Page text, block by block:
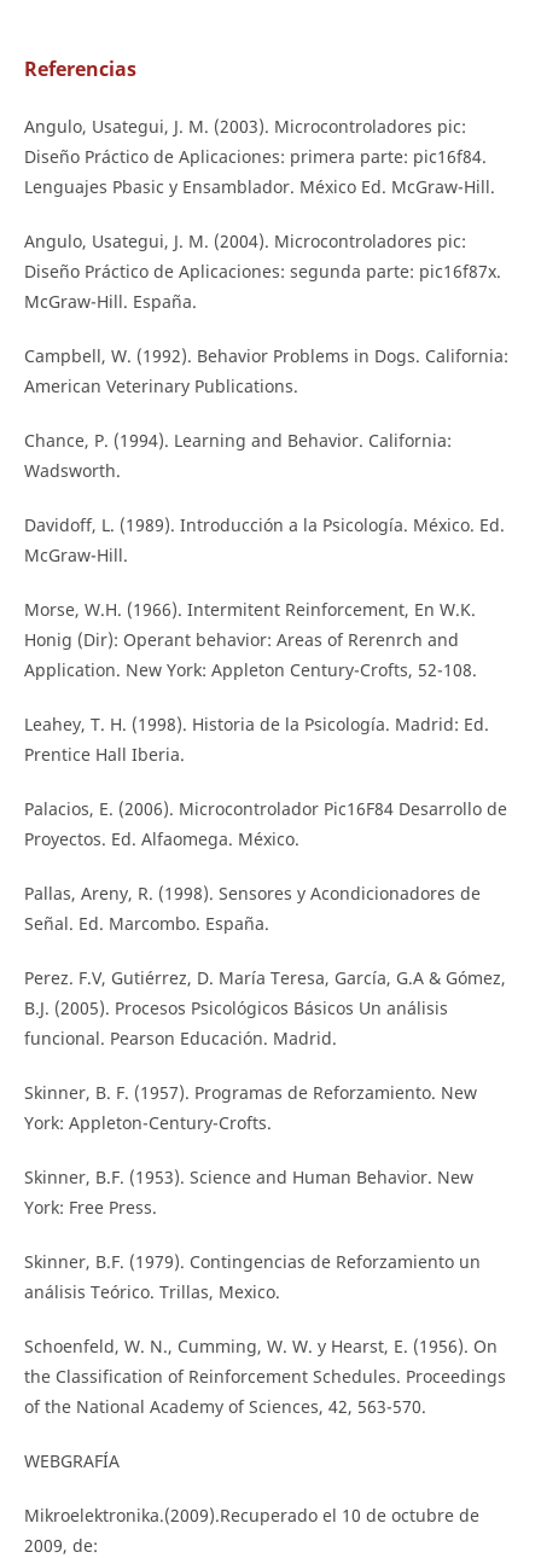
Referencias
Angulo, Usategui, J. M. (2003). Microcontroladores pic:
Diseño Práctico de Aplicaciones: primera parte: pic16f84.
Lenguajes Pbasic y Ensamblador. México Ed. McGraw-Hill.
Angulo, Usategui, J. M. (2004). Microcontroladores pic:
Diseño Práctico de Aplicaciones: segunda parte: pic16f87x.
McGraw-Hill. España.
Campbell, W. (1992). Behavior Problems in Dogs. California:
American Veterinary Publications.
Chance, P. (1994). Learning and Behavior. California:
Wadsworth.
Davidoff, L. (1989). Introducción a la Psicología. México. Ed.
McGraw-Hill.
Morse, W.H. (1966). Intermitent Reinforcement, En W.K.
Honig (Dir): Operant behavior: Areas of Rerenrch and
Application. New York: Appleton Century-Crofts, 52-108.
Leahey, T. H. (1998). Historia de la Psicología. Madrid: Ed.
Prentice Hall Iberia.
Palacios, E. (2006). Microcontrolador Pic16F84 Desarrollo de
Proyectos. Ed. Alfaomega. México.
Pallas, Areny, R. (1998). Sensores y Acondicionadores de
Señal. Ed. Marcombo. España.
Perez. F.V, Gutiérrez, D. María Teresa, García, G.A & Gómez,
B.J. (2005). Procesos Psicológicos Básicos Un análisis
funcional. Pearson Educación. Madrid.
Skinner, B. F. (1957). Programas de Reforzamiento. New
York: Appleton-Century-Crofts.
Skinner, B.F. (1953). Science and Human Behavior. New
York: Free Press.
Skinner, B.F. (1979). Contingencias de Reforzamiento un
análisis Teórico. Trillas, Mexico.
Schoenfeld, W. N., Cumming, W. W. y Hearst, E. (1956). On
the Classification of Reinforcement Schedules. Proceedings
of the National Academy of Sciences, 42, 563-570.
WEBGRAFÍA
Mikroelektronika.(2009).Recuperado el 10 de octubre de
2009, de: